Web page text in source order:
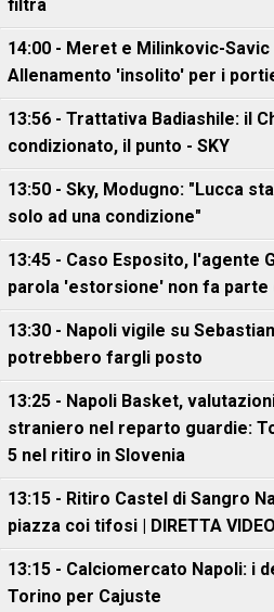
filtra
14:00 - Meret e Milinkovic-
Allenamento 'insolito' per i
13:56 - Trattativa Badiashile: il
condizionato, il punto - SKY
13:50 - Sky, Modugno: "Lucca
solo ad una condizione"
13:45 - Caso Esposito, l'agente
parola 'estorsione' non fa parte
13:30 - Napoli vigile su
potrebbero fargli posto
13:25 - Napoli Basket,
straniero nel reparto guardie:
5 nel ritiro in Slovenia
13:15 - Ritiro Castel di Sangro
piazza coi tifosi | DIRETTA VIDEO
13:15 - Calciomercato Napoli: i
Torino per Cajuste